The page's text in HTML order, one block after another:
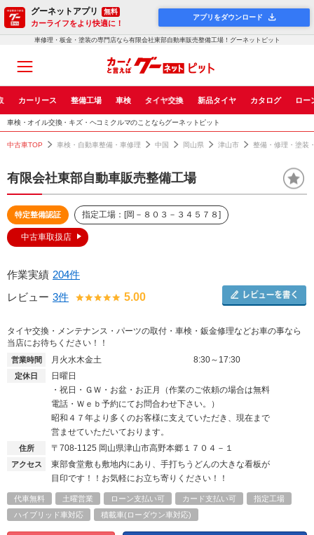
グーネットアプリ 無料
カーライフをより快適に！
アプリをダウンロード
車修理・板金・塗装の専門店なら有限会社東部自動車販売整備工場！グーネットピット
カーリース 整備工場 車検 タイヤ交換 新品タイヤ カタログ ロー
車検・オイル交換・キズ・ヘコミクルマのことならグーネットピット
中古車TOP 車検・自動車整備・車修理 中国 岡山県 津山市 整備・修理・塗装
有限会社東部自動車販売整備工場
特定整備認証 指定工場：[岡－８０３－３４５７８]
中古車取扱店
作業実績 204件
レビュー 3件 5.00
タイヤ交換・メンテナンス・パーツの取付・車検・鈑金修理などお車の事なら
当店にお待ちください！！
営業時間 月火水木金土 8:30～17:30
定休日
日曜日
・祝日・ＧＷ・お盆・お正月（作業のご依頼の場合は無料
電話・Ｗｅｂ予約にてお問合わせ下さい。）
昭和４７年より多くのお客様に支えていただき、現在まで
営ませていただいております。
住所 〒708-1125 岡山県津山市高野本郷１７０４－１
アクセス
東部食堂敷も敷地内にあり、手打ちうどんの大きな看板が
目印です！！お気軽にお立ち寄りください！！
代車無料 土曜営業 ローン支払い可 カード支払い可
指定工場
ハイブリッド車対応
積載車(ローダウン車対応)